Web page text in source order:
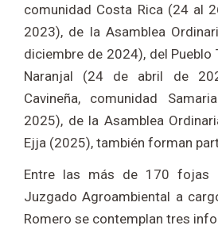
comunidad Costa Rica (24 al
2023), de la Asamblea
diciembre de 2024), del Pueblo
Naranjal (24 de abril de
Cavineña, comunidad
2025), de la Asamblea
Ejja (2025), también forman
Entre las más de 170 fojas
Juzgado Agroambiental a
Romero se contemplan tres